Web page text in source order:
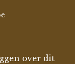
over dit